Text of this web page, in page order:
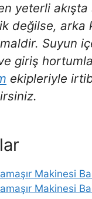
yeterli akışta
değilse, arka
Suyun
giriş
ekipleriyle
Makinesi
Makinesi